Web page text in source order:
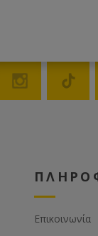
Επικοινωνία